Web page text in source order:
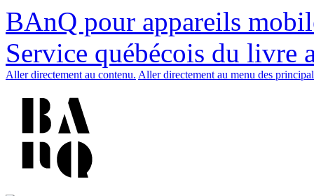
BAnQ pour appareils
Service québécois du livre
Aller directement au contenu. Aller directement au menu des